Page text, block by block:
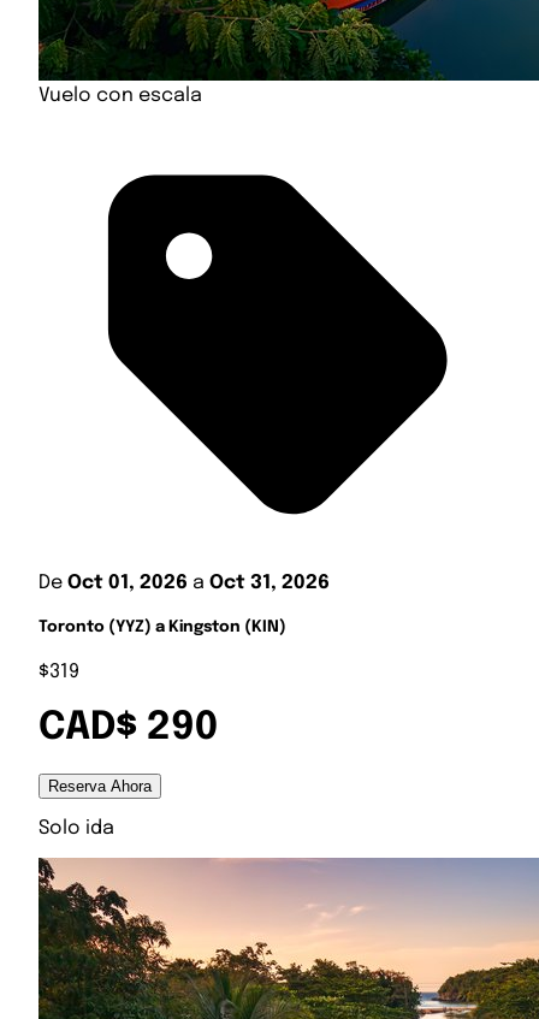
Vuelo con escala
De Oct 01, 2026 a Oct 31, 2026
Toronto (YYZ) a Kingston (KIN)
$319
CAD$ 290
Reserva Ahora
Solo ida